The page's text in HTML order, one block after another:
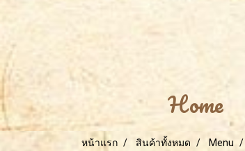
Home
หน้าแรก สินค้าทั้งหมด Menu